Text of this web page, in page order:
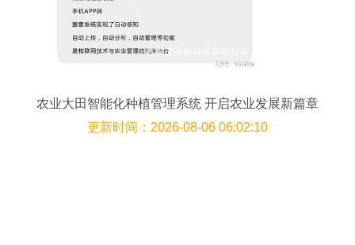
农业大田智能化种植管理系统 开启农业发展新篇章
更新时间：2026-08-06 06:02:10